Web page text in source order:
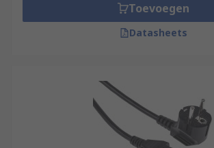
Toevoegen
Datasheets